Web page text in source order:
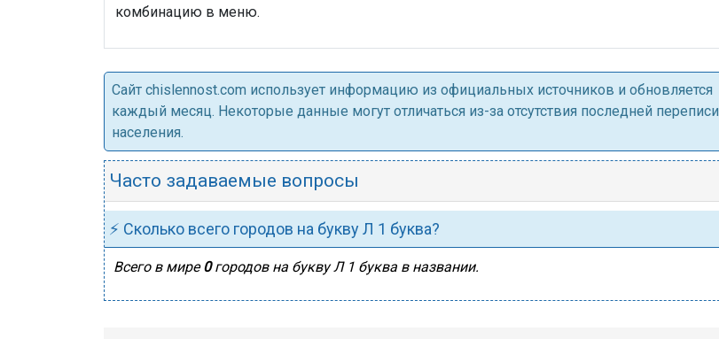
комбинацию в меню.
Cайт chislennost.com использует информацию из официальных источников и обновляется
каждый месяц. Некоторые данные могут отличаться из-за отсутствия последней переписи
населения.
Часто задаваемые вопросы
⚡ Сколько всего городов на букву Л 1 буква?
Всего в мире0городов на букву Л 1 буква в названии.